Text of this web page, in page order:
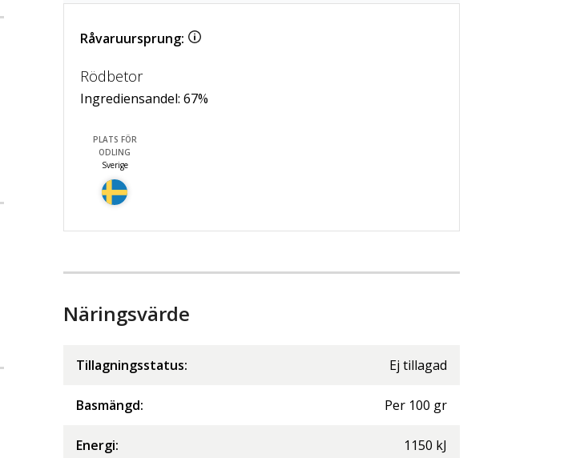
Råvaruursprung:
Rödbetor
Ingrediensandel: 67%
PLATS FÖR
ODLING
Sverige
Näringsvärde
Tillagningsstatus: Ej tillagad
Basmängd: Per 100 gr
Energi: 1150 kJ